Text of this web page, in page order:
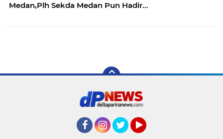
Medan,Plh Sekda Medan Pun Hadir...